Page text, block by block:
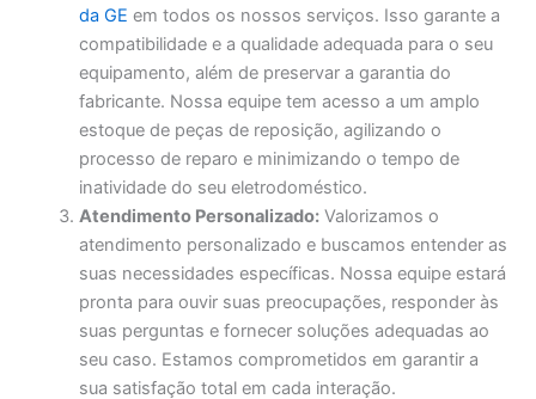
da GE em todos os nossos serviços. Isso garante a
compatibilidade e a qualidade adequada para o seu
equipamento, além de preservar a garantia do
fabricante. Nossa equipe tem acesso a um amplo
estoque de peças de reposição, agilizando o
processo de reparo e minimizando o tempo de
inatividade do seu eletrodoméstico.
Atendimento Personalizado: Valorizamos o
atendimento personalizado e buscamos entender as
suas necessidades específicas. Nossa equipe estará
pronta para ouvir suas preocupações, responder às
suas perguntas e fornecer soluções adequadas ao
seu caso. Estamos comprometidos em garantir a
sua satisfação total em cada interação.